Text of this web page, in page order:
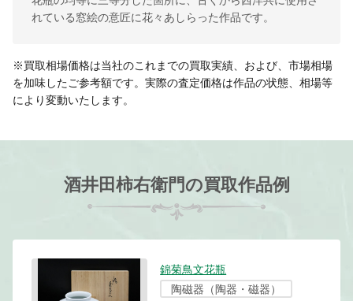
れている窓絵の意匠に花々あしらった作品です。
※買取相場価格は当社のこれまでの買取実績、および、市場相場
を加味したご参考額です。実際の査定価格は作品の状態、相場等
により変動いたします。
酒井田柿右衛門の買取作品例
錦菊鳥文花瓶
陶磁器（陶器・磁器）